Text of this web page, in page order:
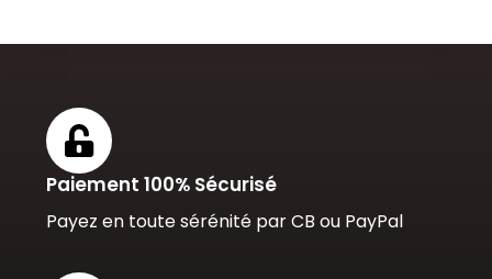
Paiement 100% Sécurisé
Payez en toute sérénité par CB ou PayPal